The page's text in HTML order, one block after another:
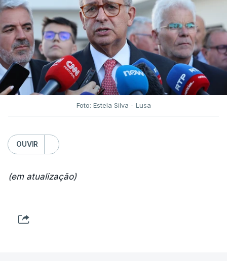
Foto: Estela Silva - Lusa
OUVIR
(em atualização)